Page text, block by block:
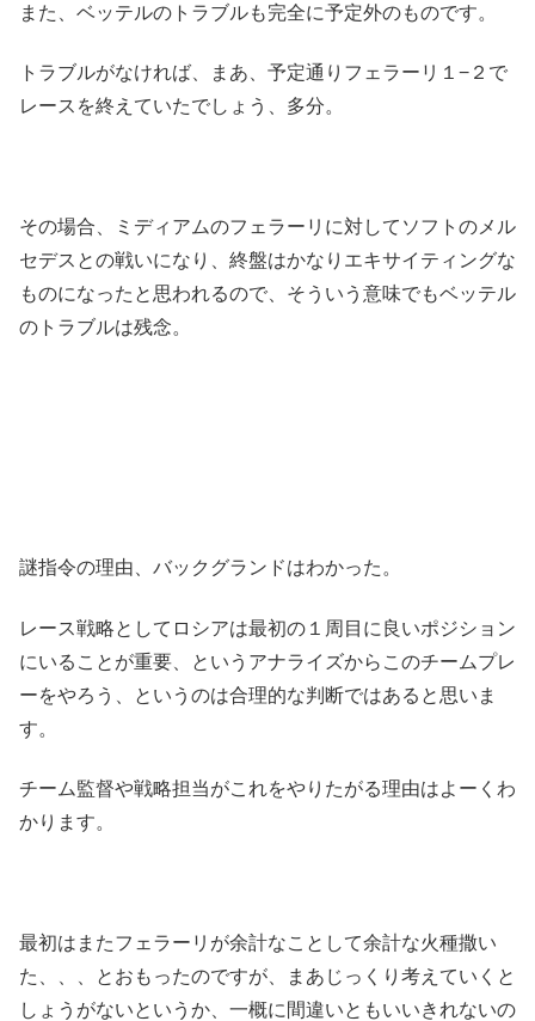
また、ベッテルのトラブルも完全に予定外のものです。
トラブルがなければ、まあ、予定通りフェラーリ１−２で
レースを終えていたでしょう、多分。
その場合、ミディアムのフェラーリに対してソフトのメル
セデスとの戦いになり、終盤はかなりエキサイティングな
ものになったと思われるので、そういう意味でもベッテル
のトラブルは残念。
謎指令の理由、バックグランドはわかった。
レース戦略としてロシアは最初の１周目に良いポジション
にいることが重要、というアナライズからこのチームプレ
ーをやろう、というのは合理的な判断ではあると思いま
す。
チーム監督や戦略担当がこれをやりたがる理由はよーくわ
かります。
最初はまたフェラーリが余計なことして余計な火種撒い
た、、、とおもったのですが、まあじっくり考えていくと
しょうがないというか、一概に間違いともいいきれないの